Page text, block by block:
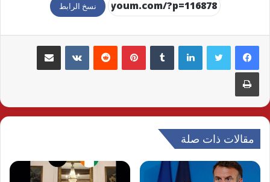
نسخ الرابط
لينكدإن بينتيريست مشاركة عبر البريد
طباعة
مقالات ذات صلة